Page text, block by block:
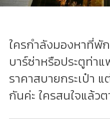
ใครกำลังมองหาที่พั
บาร์ซ่าหรือประตูท่า
ราคาสบายกระเป๋า
กันค่ะ ใครสนใจแล้ว